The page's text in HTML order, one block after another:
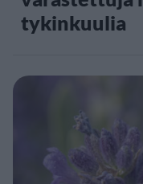
tykinkuulia